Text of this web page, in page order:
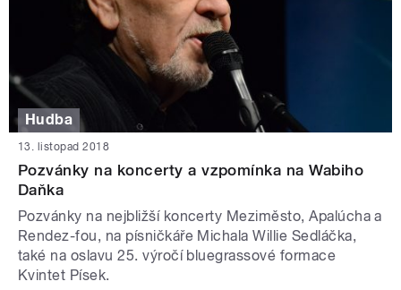
Hudba
13. listopad 2018
Pozvánky na koncerty a vzpomínka na Wabiho
Daňka
Pozvánky na nejbližší koncerty Meziměsto, Apalúcha a
Rendez-fou, na písničkáře Michala Willie Sedláčka,
také na oslavu 25. výročí bluegrassové formace
Kvintet Písek.